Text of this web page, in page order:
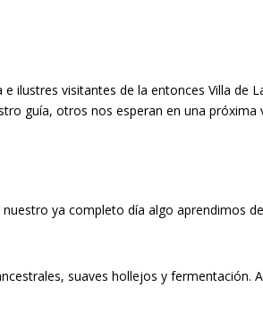
e ilustres visitantes de la entonces Villa de
guía, otros nos esperan en una próxima
ya completo día algo aprendimos
suaves hollejos y fermentación.